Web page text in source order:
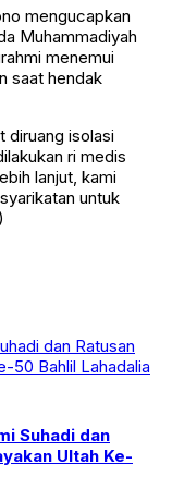
mengucapkan
Muhammadiyah
menemui
saat hendak
diruang isolasi
ri medis
lanjut, kami
untuk
Suhadi dan
Ultah Ke-